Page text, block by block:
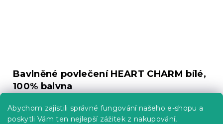
Abychom zajistili správné fungování našeho e-shopu a
poskytli Vám ten nejlepší zážitek z nakupování,
Bavlněné povlečení HEART CHARM bílé,
100% balvna
399 Kč Detail